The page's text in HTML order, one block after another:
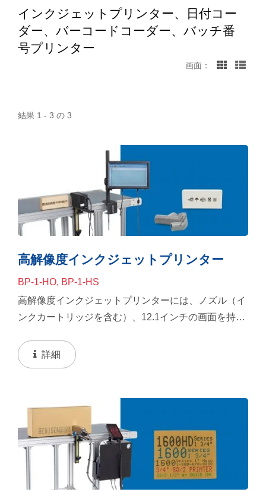
インクジェットプリンター、日付コー
ダー、バーコードコーダー、バッチ番
号プリンター
画面：
結果 1 - 3 の 3
高解像度インクジェットプリンター
BP-1-HO, BP-1-HS
高解像度インクジェットプリンターには、ノズル（イ
ンクカートリッジを含む）、12.1インチの画面を持つ
リーが付属しています。解像度は180dpiで、最大印刷
高さは1.8cm、さまざまな印刷画像が可能です。ま
ーコード、bmp形式の画像を印刷することもできま
詳細